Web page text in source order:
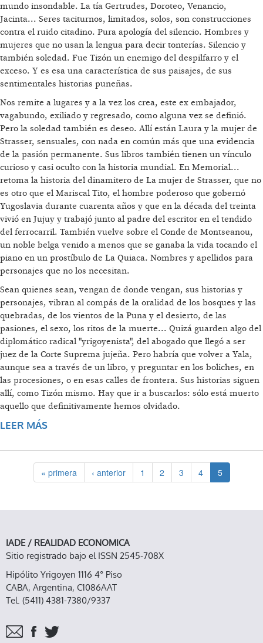
mundo insondable. La tía Gertrudes, Doroteo, Venancio,
Jacinta... Seres taciturnos, limitados, solos, son construcciones
contra el ruido citadino. Pura apología del silencio. Hombres y
mujeres que no usan la lengua para decir tonterías. Silencio y
también soledad. Fue Tizón un enemigo del despilfarro y el
exceso. Y es esa una característica de sus paisajes, de sus
sentimentales historias puneñas.
Nos remite a lugares y a la vez los crea, este ex embajador,
vagabundo, exiliado y regresado, como alguna vez se definió.
Pero la soledad también es deseo. Allí están Laura y la mujer de
Strasser, sensuales, con nada en común más que una evidencia
de la pasión permanente. Sus libros también tienen un vínculo
curioso y casi oculto con la historia mundial. En Memorial...
retoma la historia del dinamitero de La mujer de Strasser, que no
es otro que el Mariscal Tito, el hombre poderoso que gobernó
Yugoslavia durante cuarenta años y que en la década del treinta
vivió en Jujuy y trabajó junto al padre del escritor en el tendido
del ferrocarril. También vuelve sobre el Conde de Montseanou,
un noble belga venido a menos que se ganaba la vida tocando el
piano en un prostíbulo de La Quiaca. Nombres y apellidos para
personajes que no los necesitan.
Sean quienes sean, vengan de donde vengan, sus historias y
personajes, vibran al compás de la oralidad de los bosques y las
quebradas, de los vientos de la Puna y el desierto, de las
pasiones, el sexo, los ritos de la muerte... Quizá guarden algo del
diplomático radical "yrigoyenista", del abogado que llegó a ser
juez de la Corte Suprema jujeña. Pero habría que volver a Yala,
aunque sea a través de un libro, y preguntar en los boliches, en
las procesiones, o en esas calles de frontera. Sus historias siguen
allí, como Tizón mismo. Hay que ir a buscarlos : sólo está muerto
aquello que definitivamente hemos olvidado.
LEER MÁS
« primera ‹ anterior 1 2 3 4 5
IADE / REALIDAD ECONOMICA
Sitio registrado bajo el ISSN 2545-708X
Hipólito Yrigoyen 1116 4° Piso
CABA, Argentina, C1086AAT
Tel. (5411) 4381-7380/9337